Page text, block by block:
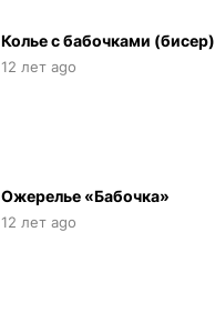
Колье с бабочками (бисер)
12 лет ago
Ожерелье «Бабочка»
12 лет ago